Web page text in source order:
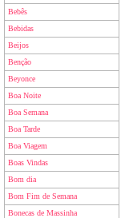
Bebês
Bebidas
Beijos
Benção
Beyonce
Boa Noite
Boa Semana
Boa Tarde
Boa Viagem
Boas Vindas
Bom dia
Bom Fim de Semana
Bonecas de Massinha